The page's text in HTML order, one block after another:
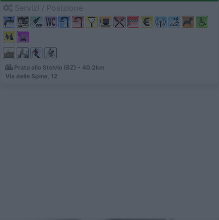
Prato allo Stelvio (BZ) - 40.2km
Via delle Spine, 12